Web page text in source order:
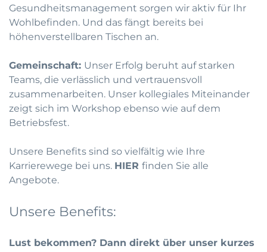
Gesundheitsmanagement sorgen wir aktiv für Ihr
Wohlbefinden. Und das fängt bereits bei
höhenverstellbaren Tischen an.
Gemeinschaft: Unser Erfolg beruht auf starken
Teams, die verlässlich und vertrauensvoll
zusammenarbeiten. Unser kollegiales Miteinander
zeigt sich im Workshop ebenso wie auf dem
Betriebsfest.
Unsere Benefits sind so vielfältig wie Ihre
Karrierewege bei uns. HIER finden Sie alle
Angebote.
Unsere Benefits:
Lust bekommen? Dann direkt über unser kurzes